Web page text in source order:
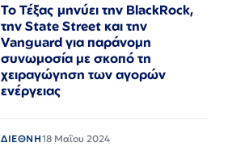
Το Τέξας μηνύει την BlackRock,
την State Street και την
Vanguard για παράνομη
συνωμοσία με σκοπό τη
χειραγώγηση των αγορών
ενέργειας
ΔΙΕΘΝΗ18 Μαΐου 2024